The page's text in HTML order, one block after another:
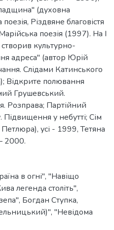
(духовна
Різдвяне благовістя
поезія (1997). На І
культурно-
адреса" (автор Юрій
Слідами Катинського
Відкрите полювання
Грушевський.
Розправа; Партійний
Підвищення у небутті; Сім
усі - 1999, Тетяна
2000.
в огні", "Навіщо
легенда століть",
, Богдан Ступка,
, "Невідома